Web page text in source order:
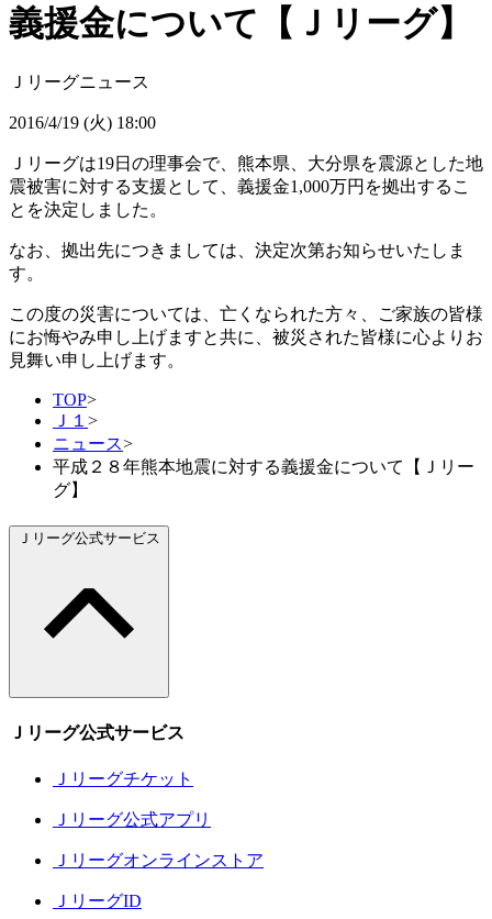
義援金について【Ｊリーグ】
Ｊリーグニュース
2016/4/19 (火) 18:00
Ｊリーグは19日の理事会で、熊本県、大分県を震源とした地
震被害に対する支援として、義援金1,000万円を拠出するこ
とを決定しました。
なお、拠出先につきましては、決定次第お知らせいたしま
す。
この度の災害については、亡くなられた方々、ご家族の皆様
にお悔やみ申し上げますと共に、被災された皆様に心よりお
見舞い申し上げます。
TOP>
Ｊ１ >
ニュース>
平成２８年熊本地震に対する義援金について【Ｊリー
グ】
Ｊリーグ公式サービス
Ｊリーグ公式サービス
Ｊリーグチケット
Ｊリーグ公式アプリ
Ｊリーグオンラインストア
ＪリーグID